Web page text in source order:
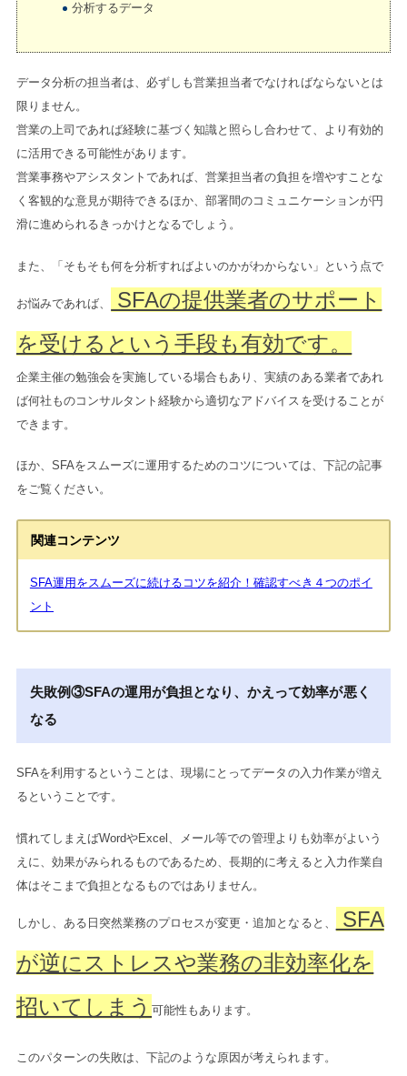
分析するデータ
データ分析の担当者は、必ずしも営業担当者でなければならないとは
限りません。
営業の上司であれば経験に基づく知識と照らし合わせて、より有効的
に活用できる可能性があります。
営業事務やアシスタントであれば、営業担当者の負担を増やすことな
く客観的な意見が期待できるほか、部署間のコミュニケーションが円
滑に進められるきっかけとなるでしょう。
また、「そもそも何を分析すればよいのかがわからない」という点で
お悩みであれば、
SFAの提供業者のサポート
を受けるという手段も有効です。
企業主催の勉強会を実施している場合もあり、実績のある業者であれ
ば何社ものコンサルタント経験から適切なアドバイスを受けることが
できます。
ほか、SFAをスムーズに運用するためのコツについては、下記の記事
をご覧ください。
関連コンテンツ
SFA運用をスムーズに続けるコツを紹介！確認すべき４つのポイ
ント
失敗例③SFAの運用が負担となり、かえって効率が悪く
なる
SFAを利用するということは、現場にとってデータの入力作業が増え
るということです。
慣れてしまえばWordやExcel、メール等での管理よりも効率がよいう
えに、効果がみられるものであるため、長期的に考えると入力作業自
体はそこまで負担となるものではありません。
しかし、ある日突然業務のプロセスが変更・追加となると、
SFA
が逆にストレスや業務の非効率化を
招いてしまう可能性もあります。
このパターンの失敗は、下記のような原因が考えられます。